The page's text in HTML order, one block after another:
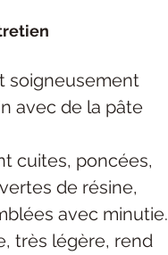
soigneusement
avec de la pâte
cuites, poncées,
de résine,
avec minutie.
très légère, rend